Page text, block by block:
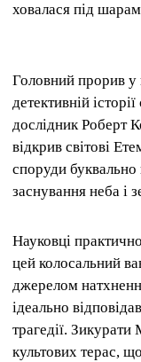
ховалася під
Головний прорив у
детективній
дослідник Роберт
відкрив світові
споруди буквально
заснування неба і
Науковці
цей колосальний
джерелом
ідеально
трагедії.
культових терас,